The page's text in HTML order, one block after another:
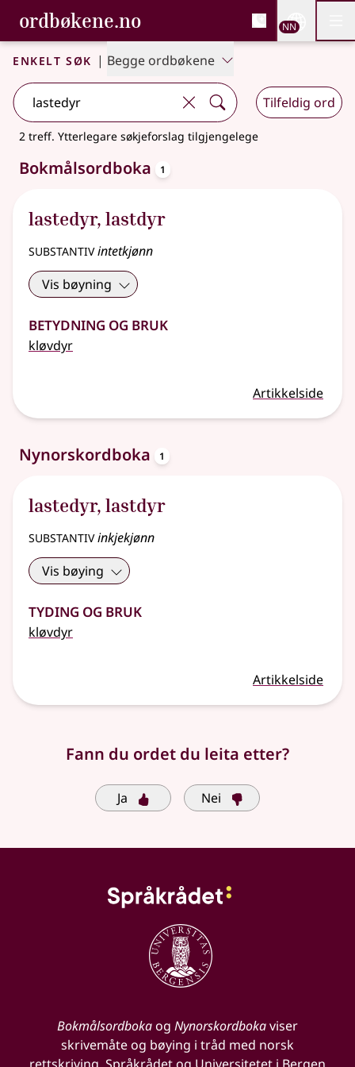
Gå til hovudinnhald
Tilgjenge
ordbøkene.no, Bokmålsordboka og
Bokmålsordboka og Nynorskordboka
NN
Enkelt søk | Begge ordbøkene
Tilfeldig ord
2 treff. Ytterlegare søkjeforslag tilgjengelege
Bokmålsordboka 1
lastedyr, lastdyr
substantivintetkjønn
Vis bøyning
Betydning og bruk
kløvdyr
Artikkelside
Nynorskordboka 1
lastedyr, lastdyr
substantivinkjekjønn
Vis bøying
Tyding og bruk
kløvdyr
Artikkelside
Fann du ordet du leita etter?
Ja Nei
Bokmålsordbokaog Nynorskordbokaviser
skrivemåte og bøying i tråd med norsk